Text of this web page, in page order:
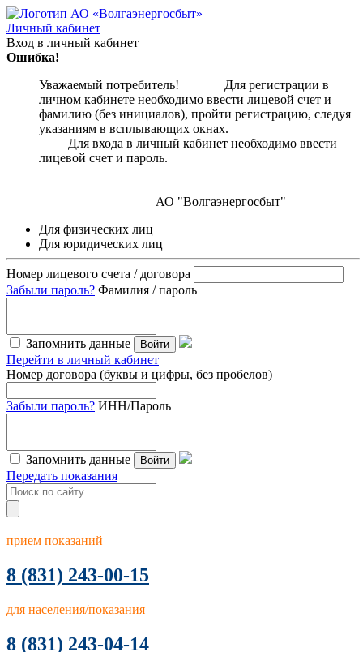
Личный кабинет
Вход в личный кабинет
Ошибка!
Уважаемый потребитель! Для регистрации в
личном кабинете необходимо ввести лицевой счет и
фамилию (без инициалов), пройти регистрацию, следуя
указаниям в всплывающих окнах.
Для входа в личный кабинет необходимо ввести
лицевой счет и пароль.
АО "Волгаэнергосбыт"
Для физических лиц
Для юридических лиц
Номер лицевого счета / договора
Забыли пароль? Фамилия / пароль
Запомнить данные Войти
Перейти в личный кабинет
Номер договора (буквы и цифры, без пробелов)
Забыли пароль? ИНН/Пароль
Запомнить данные Войти
Передать показания
прием показаний
8 (831) 243-00-15
для населения/показания
8 (831) 243-04-14